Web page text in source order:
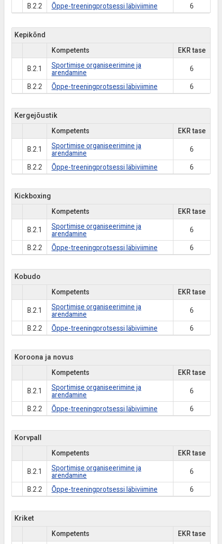
B.2.2 Õppe-treeningprotsessi läbiviimine 6
Kepikõnd
Kompetents EKR tase
B.2.1
Sportimise organiseerimine ja
arendamine
6
B.2.2 Õppe-treeningprotsessi läbiviimine 6
Kergejõustik
Kompetents EKR tase
B.2.1
Sportimise organiseerimine ja
arendamine
6
B.2.2 Õppe-treeningprotsessi läbiviimine 6
Kickboxing
Kompetents EKR tase
B.2.1
Sportimise organiseerimine ja
arendamine
6
B.2.2 Õppe-treeningprotsessi läbiviimine 6
Kobudo
Kompetents EKR tase
B.2.1
Sportimise organiseerimine ja
arendamine
6
B.2.2 Õppe-treeningprotsessi läbiviimine 6
Koroona ja novus
Kompetents EKR tase
B.2.1
Sportimise organiseerimine ja
arendamine
6
B.2.2 Õppe-treeningprotsessi läbiviimine 6
Korvpall
Kompetents EKR tase
B.2.1
Sportimise organiseerimine ja
arendamine
6
B.2.2 Õppe-treeningprotsessi läbiviimine 6
Kriket
Kompetents EKR tase